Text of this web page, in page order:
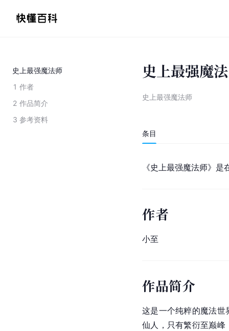
史上最强魔法师
1 作者
2 作品简介
3 参考资料
史上最强魔
史上最强魔法师
条目
《史上最强魔法师》是
作者
小至
作品简介
这是一个纯粹的魔法世
仙人 ，只有繁衍至巅